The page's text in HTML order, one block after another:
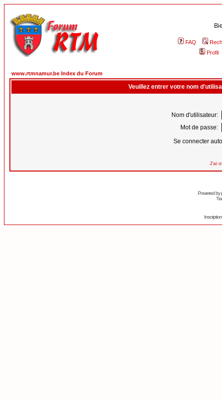
FAQ
Profil
www.rtmnamur.be Index du Forum
Veuillez entrer votre nom
Nom d'utilisateur:
Mot de passe:
Se connecter
J'ai
Powered by